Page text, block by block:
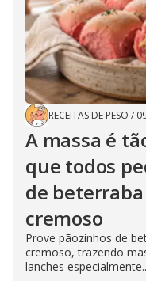
RECEITAS DE PESO /
A massa é
que todos
de
cremoso
Prove pãozinhos de
cremoso, trazendo
lanches